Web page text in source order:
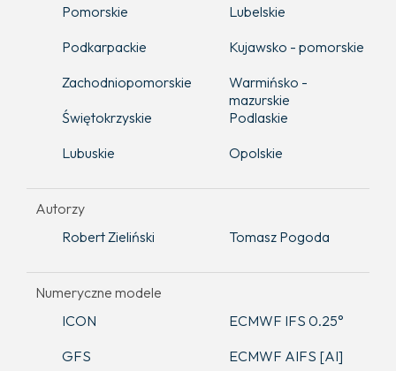
Pomorskie
Lubelskie
Podkarpackie
Kujawsko - pomorskie
Zachodniopomorskie
Warmińsko -
mazurskie
Świętokrzyskie
Podlaskie
Lubuskie
Opolskie
Autorzy
Robert Zieliński
Tomasz Pogoda
Numeryczne modele
ICON
ECMWF IFS 0.25°
GFS
ECMWF AIFS [AI]